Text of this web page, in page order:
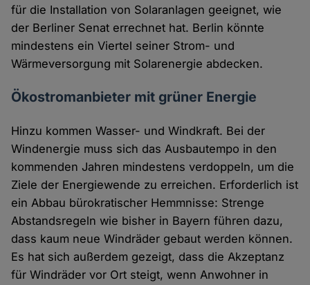
für die Installation von Solaranlagen geeignet, wie
der Berliner Senat errechnet hat. Berlin könnte
mindestens ein Viertel seiner Strom- und
Wärmeversorgung mit Solarenergie abdecken.
Ökostromanbieter mit grüner Energie
Hinzu kommen Wasser- und Windkraft. Bei der
Windenergie muss sich das Ausbautempo in den
kommenden Jahren mindestens verdoppeln, um die
Ziele der Energiewende zu erreichen. Erforderlich ist
ein Abbau bürokratischer Hemmnisse: Strenge
Abstandsregeln wie bisher in Bayern führen dazu,
dass kaum neue Windräder gebaut werden können.
Es hat sich außerdem gezeigt, dass die Akzeptanz
für Windräder vor Ort steigt, wenn Anwohner in